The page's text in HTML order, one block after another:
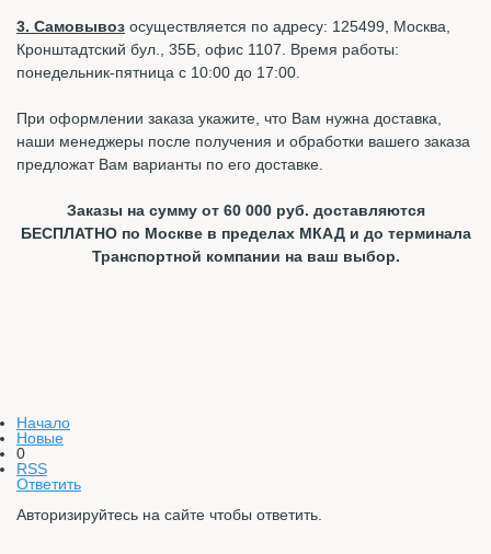
3. Самовывоз осуществляется по адресу: 125499, Москва,
Кронштадтский бул., 35Б, офис 1107. Время работы:
понедельник-пятница с 10:00 до 17:00.
При оформлении заказа укажите, что Вам нужна доставка,
наши менеджеры после получения и обработки вашего заказа
предложат Вам варианты по его доставке.
Заказы на сумму от 60 000 руб. доставляются
БЕСПЛАТНО по Москве в пределах МКАД и до терминала
Транспортной компании на ваш выбор.
Начало
Новые
0
RSS
Ответить
Авторизируйтесь на сайте чтобы ответить.